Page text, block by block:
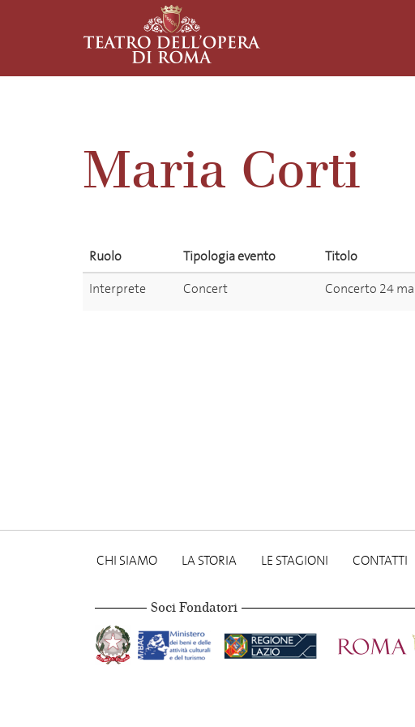
Maria Corti
Ruolo Tipologia evento
Titolo
Interprete
Concert Concerto 24
CHI SIAMO LA STORIA LE STAGIONI CONTATTI
Soci Fondatori